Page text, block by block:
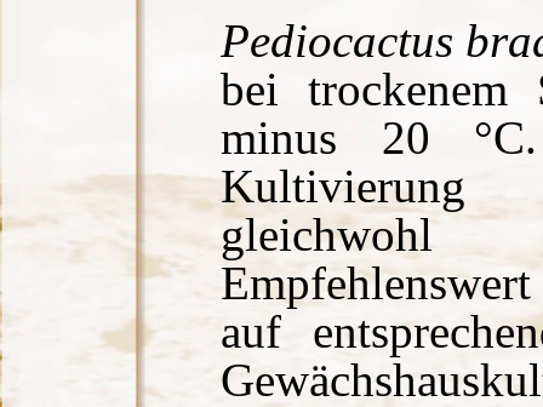
Pediocactus
bei trockenem
minus 20
auf